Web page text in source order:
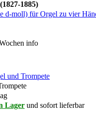
1885)
d-moll) für Orgel zu vier
info
und Trompete
Lager und sofort lieferbar